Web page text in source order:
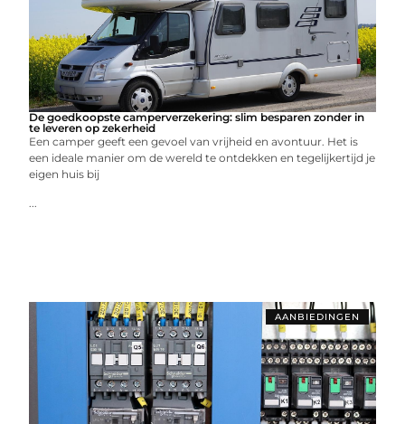
De goedkoopste camperverzekering: slim besparen zonder in
te leveren op zekerheid
Een camper geeft een gevoel van vrijheid en avontuur. Het is
een ideale manier om de wereld te ontdekken en tegelijkertijd je
eigen huis bij
...
AANBIEDINGEN